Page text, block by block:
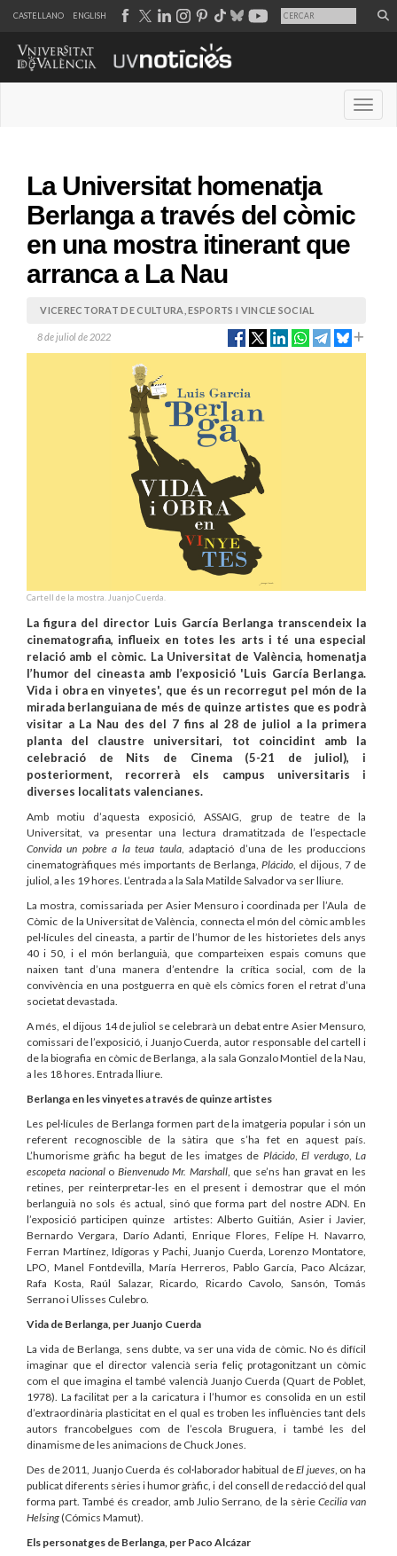
CASTELLANO ENGLISH
La Universitat homenatja
Berlanga a través del còmic
en una mostra itinerant que
arranca a La Nau
VICERECTORAT DE CULTURA, ESPORTS I VINCLE SOCIAL
8 de juliol de 2022
Cartell de la mostra. Juanjo Cuerda.
La figura del director Luis García Berlanga transcendeix la
cinematografia, influeix en totes les arts i té una especial
relació amb el còmic. La Universitat de València, homenatja
l’humor del cineasta amb l’exposició 'Luis García Berlanga.
Vida i obra en vinyetes', que és un recorregut pel món de la
mirada berlanguiana de més de quinze artistes que es podrà
visitar a La Nau des del 7 fins al 28 de juliol a la primera
planta del claustre universitari, tot coincidint amb la
celebració de Nits de Cinema (5-21 de juliol), i
posteriorment, recorrerà els campus universitaris i
diverses localitats valencianes.
Amb motiu d’aquesta exposició, ASSAIG, grup de teatre de la
Universitat, va presentar una lectura dramatitzada de l’espectacle
Convida un pobre a la teua taula, adaptació d’una de les produccions
cinematogràfiques més importants de Berlanga, Plácido, el dijous, 7 de
juliol, a les 19 hores. L’entrada a la Sala Matilde Salvador va ser lliure.
La mostra, comissariada per Asier Mensuro i coordinada per l’Aula de
Còmic de la Universitat de València, connecta el món del còmic amb les
pel·lícules del cineasta, a partir de l’humor de les historietes dels anys
40 i 50, i el món berlanguià, que comparteixen espais comuns que
naixen tant d’una manera d’entendre la crítica social, com de la
convivència en una postguerra en què els còmics foren el retrat d’una
societat devastada.
A més, el dijous 14 de juliol se celebrarà un debat entre Asier Mensuro,
comissari de l’exposició, i Juanjo Cuerda, autor responsable del cartell i
de la biografia en còmic de Berlanga, a la sala Gonzalo Montiel de la Nau,
a les 18 hores. Entrada lliure.
Berlanga en les vinyetes a través de quinze artistes
Les pel·lícules de Berlanga formen part de la imatgeria popular i són un
referent recognoscible de la sàtira que s’ha fet en aquest país.
L’humorisme gràfic ha begut de les imatges de Plácido,El verdugo,La
escopeta nacionalo Bienvenudo Mr. Marshall, que se’ns han gravat en les
retines, per reinterpretar-les en el present i demostrar que el món
berlanguià no sols és actual, sinó que forma part del nostre ADN. En
l’exposició participen quinze artistes: Alberto Guitián, Asier i Javier,
Bernardo Vergara, Darío Adanti, Enrique Flores, Felípe H. Navarro,
Ferran Martínez, Idígoras y Pachi, Juanjo Cuerda, Lorenzo Montatore,
LPO, Manel Fontdevilla, María Herreros, Pablo García, Paco Alcázar,
Rafa Kosta, Raúl Salazar, Ricardo, Ricardo Cavolo, Sansón, Tomás
Serrano i Ulisses Culebro.
Vida de Berlanga, per Juanjo Cuerda
La vida de Berlanga, sens dubte, va ser una vida de còmic. No és difícil
imaginar que el director valencià seria feliç protagonitzant un còmic
com el que imagina el també valencià Juanjo Cuerda (Quart de Poblet,
1978). La facilitat per a la caricatura i l’humor es consolida en un estil
d’extraordinària plasticitat en el qual es troben les influències tant dels
autors francobelgues com de l’escola Bruguera, i també les del
dinamisme de les animacions de Chuck Jones.
Des de 2011, Juanjo Cuerda és col·laborador habitual deEl jueves, on ha
publicat diferents sèries i humor gràfic, i del consell de redacció del qual
forma part. També és creador, amb Julio Serrano, de la sèrie Cecilia van
Helsing(Cómics Mamut).
Els personatges de Berlanga, per Paco Alcázar